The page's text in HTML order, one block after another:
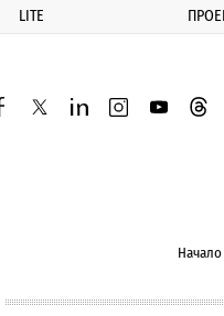
LITE
twitterlinkedininstagram
youtube
Начало